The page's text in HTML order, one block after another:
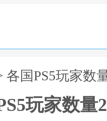
各国PS5玩家数
玩家数量